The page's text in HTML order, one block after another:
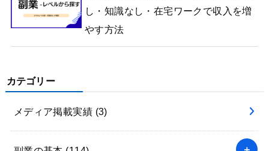
し・知識なし・在宅ワークで収入を増
やす方法
カテゴリー
メディア掲載実績 (3)